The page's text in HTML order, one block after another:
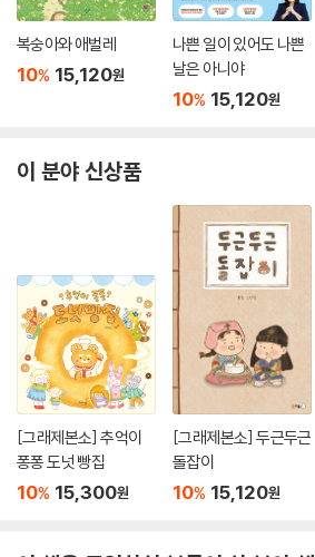
복숭아와 애벌레
10% 15,120원
나쁜 일이 있어도 나쁜
날은 아니야
10% 15,120원
이 분야 신상품
[그래제본소] 추억이
퐁퐁 도넛 빵집
10% 15,300원
[그래제본소] 두근두근
돌잡이
10% 15,120원